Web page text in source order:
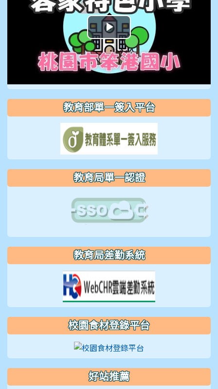
播
放
影
片
教育部單一簽入平台
教育局單一認證
教育局差勤系統
校園食材登錄平台
好站推薦